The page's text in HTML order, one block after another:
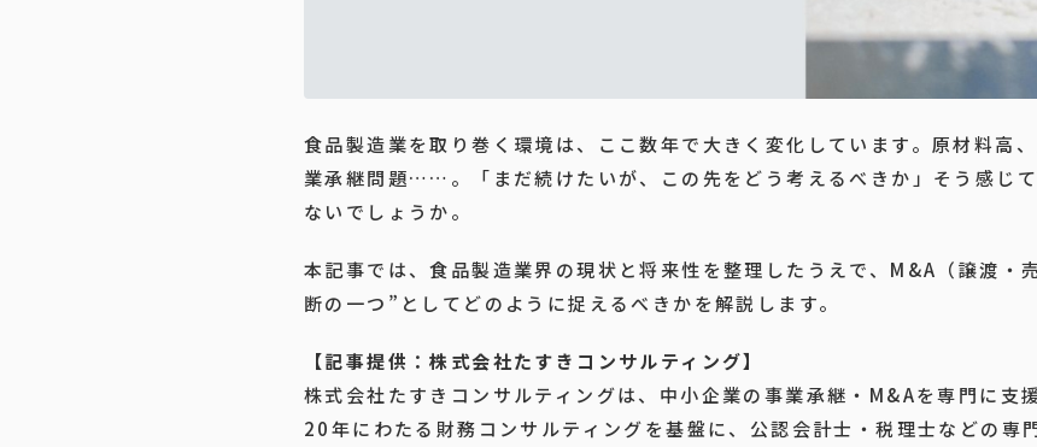
食品製造業を取り巻く環境は、ここ数年で大きく変化しています。原材料高
業承継問題……。「まだ続けたいが、この先をどう考えるべきか」そう感じ
ないでしょうか。
本記事では、食品製造業界の現状と将来性を整理したうえで、M&A（譲渡・
断の一つ”としてどのように捉えるべきかを解説します。
【記事提供：株式会社たすきコンサルティング】
株式会社たすきコンサルティングは、中小企業の事業承継・M&Aを専門に支
20年にわたる財務コンサルティングを基盤に、公認会計士・税理士などの専